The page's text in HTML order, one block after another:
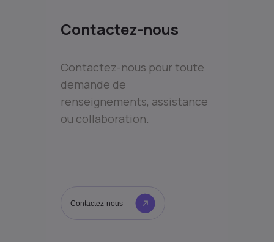
Contactez-nous
Contactez-nous pour toute
demande de
renseignements, assistance
ou collaboration.
Contactez-nous